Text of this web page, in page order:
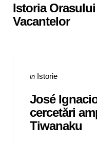
Istoria
Vacantelor
Categories
Posted
in Istorie
José
cercetări
Tiwanaku